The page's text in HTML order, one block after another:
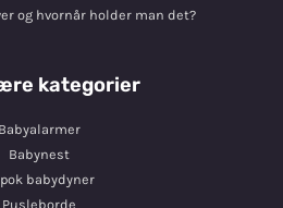
og hvornår holder man det?
kategorier
Babyalarmer
Babynest
babydyner
Pusleborde